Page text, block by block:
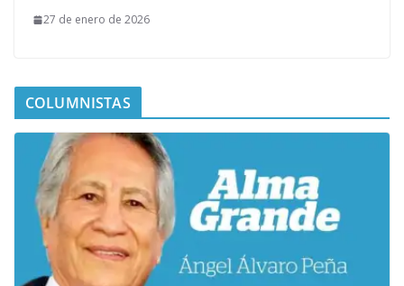
27 de enero de 2026
COLUMNISTAS